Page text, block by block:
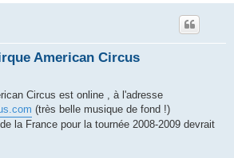
American Circus
Circus est online , à l'adresse
(très belle musique de fond !)
la France pour la tournée 2008-2009 devrait